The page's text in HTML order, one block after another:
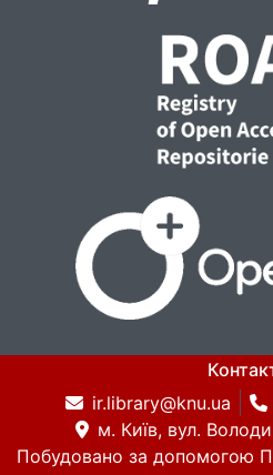
ir.library@knu.ua
м. Київ, вул.
Побудовано за допомогою